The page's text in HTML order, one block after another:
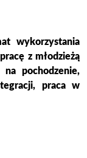
wykorzystania
z młodzieżą
pochodzenie,
praca w